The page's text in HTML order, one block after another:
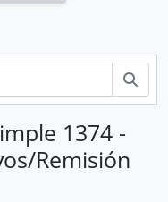
1374 -
Remisión